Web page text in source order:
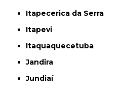
Itapecerica da Serra
Itapevi
Itaquaquecetuba
Jandira
Jundiaí